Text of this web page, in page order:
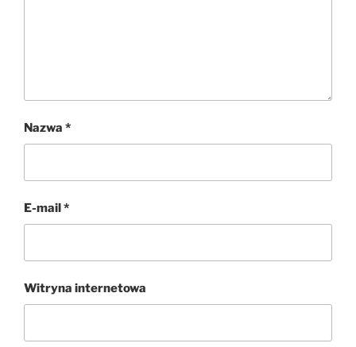
Nazwa *
E-mail*
Witryna internetowa